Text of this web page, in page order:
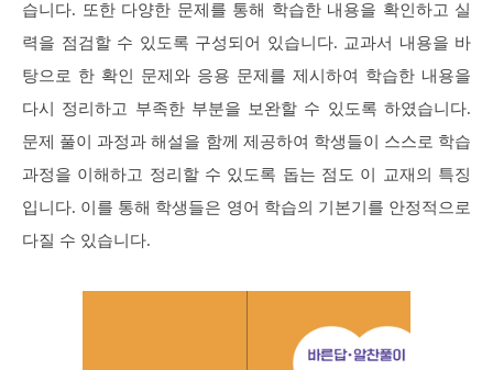
습니다. 또한 다양한 문제를 통해 학습한 내용을 확인하고 실
력을 점검할 수 있도록 구성되어 있습니다. 교과서 내용을 바
탕으로 한 확인 문제와 응용 문제를 제시하여 학습한 내용을
다시 정리하고 부족한 부분을 보완할 수 있도록 하였습니다.
문제 풀이 과정과 해설을 함께 제공하여 학생들이 스스로 학습
과정을 이해하고 정리할 수 있도록 돕는 점도 이 교재의 특징
입니다. 이를 통해 학생들은 영어 학습의 기본기를 안정적으로
다질 수 있습니다.